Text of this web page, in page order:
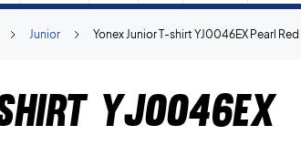
Yonex Junior T-shirt YJ0046EX Pearl Red
Junior
YJ0046EX